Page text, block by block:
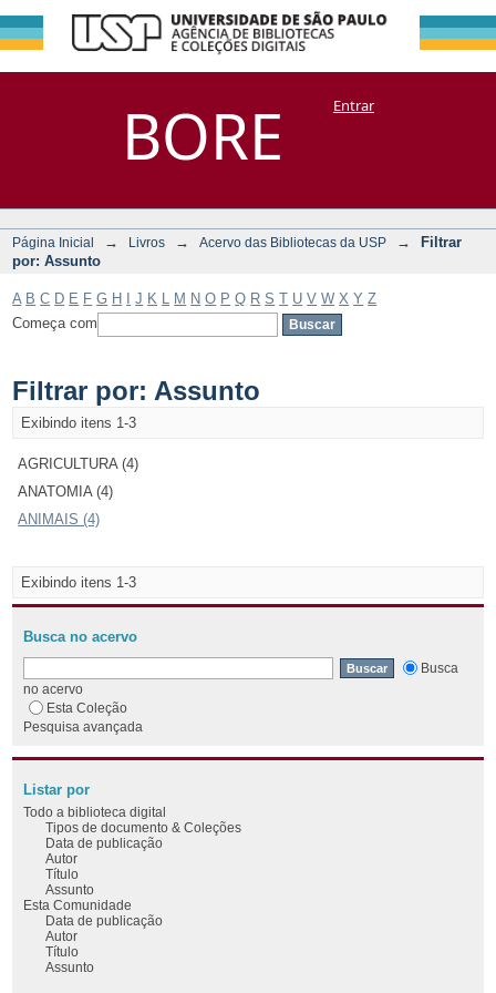
BORE
Filtrar por:
Assunto
DSpace/Manakin + CoriscoEntrar
Página Inicial → Livros → Acervo das Bibliotecas da USP →
Filtrar
por: Assunto
A B C D E F G H J K M N O P Q R S T U V W X Y Z
Começa com
Filtrar por: Assunto
Exibindo itens 1-3
AGRICULTURA (4)
ANATOMIA (4)
ANIMAIS (4)
Exibindo itens 1-3
Busca no acervo
Busca
no acervo
Esta Coleção
Pesquisa avançada
Listar por
Todo a biblioteca digital
Tipos de documento & Coleções
Data de publicação
Autor
Título
Assunto
Esta Comunidade
Data de publicação
Autor
Título
Assunto